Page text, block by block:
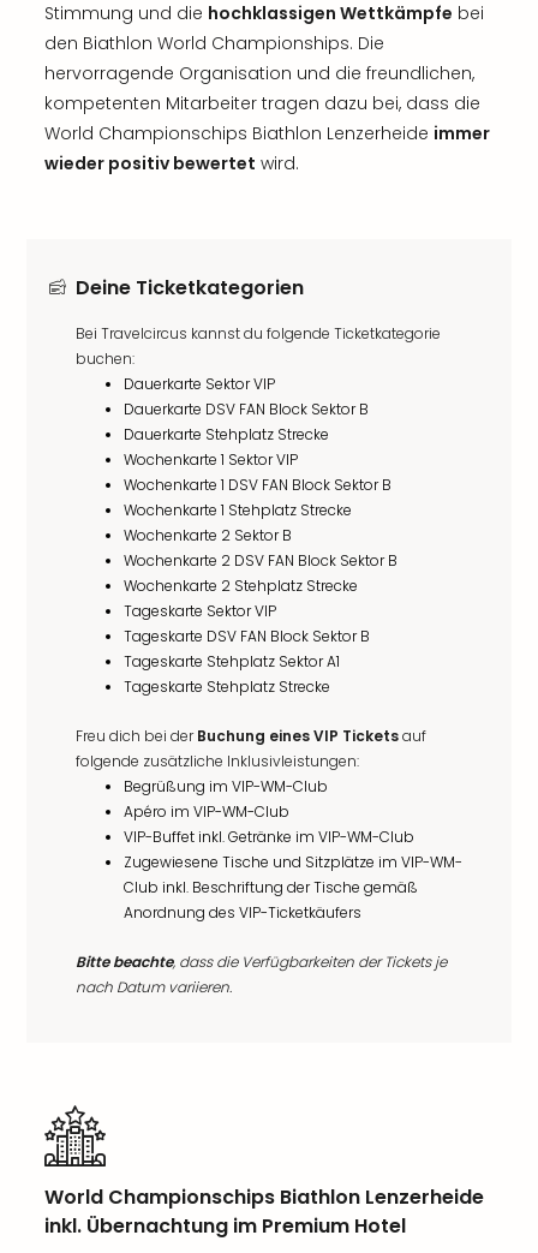
Stimmung und die hochklassigen Wettkämpfe bei
den Biathlon World Championships. Die
hervorragende Organisation und die freundlichen,
kompetenten Mitarbeiter tragen dazu bei, dass die
World Championschips Biathlon Lenzerheide immer
wieder positiv bewertet wird.
Deine Ticketkategorien
Bei Travelcircus kannst du folgende Ticketkategorie
buchen:
Dauerkarte Sektor VIP
Dauerkarte DSV FAN Block Sektor B
Dauerkarte Stehplatz Strecke
Wochenkarte 1 Sektor VIP
Wochenkarte 1 DSV FAN Block Sektor B
Wochenkarte 1 Stehplatz Strecke
Wochenkarte 2 Sektor B
Wochenkarte 2 DSV FAN Block Sektor B
Wochenkarte 2 Stehplatz Strecke
Tageskarte Sektor VIP
Tageskarte DSV FAN Block Sektor B
Tageskarte Stehplatz Sektor A1
Tageskarte Stehplatz Strecke
Freu dich bei derBuchung eines VIP Ticketsauf
folgende zusätzliche Inklusivleistungen:
Begrüßung im VIP-WM-Club
Apéro im VIP-WM-Club
VIP-Buffet inkl. Getränke im VIP-WM-Club
Zugewiesene Tische und Sitzplätze im VIP-WM-
Club inkl. Beschriftung der Tische gemäß
Anordnung des VIP-Ticketkäufers
Bitte beachte, dass die Verfügbarkeiten der Tickets je
nach Datum variieren.
World Championschips Biathlon Lenzerheide
inkl. Übernachtung im Premium Hotel